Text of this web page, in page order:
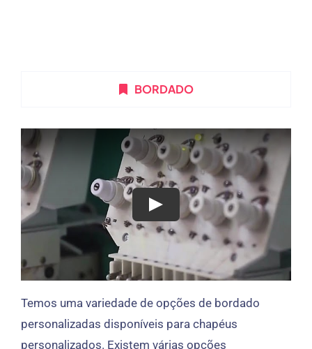
BORDADO
Temos uma variedade de opções de bordado
personalizadas disponíveis para chapéus
personalizados. Existem várias opções